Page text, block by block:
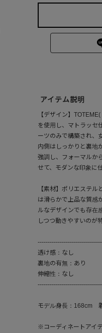
アイテム説明
【デザイン】
を使用し、マトラッセ
ーツのみで構築され、
内側はしっかりと裏地
強調し、フォーマルか
せて、モダンな印象に
【素材】ポリエステ
は滑らかで上品な質感
ルなデザインでも存在
しつつ動きやすいのが
--------------------------------
透け感：なし
裏地の有無：あり
伸縮性：なし
--------------------------------
モデル身長：168cm
※コーディネートアイ